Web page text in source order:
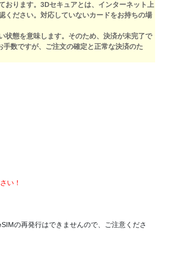
おります。3Dセキュアとは、インターネット上
ください。対応していないカードをお持ちの場
状態を意味します。そのため、決済が未完了で
数ですが、ご注文の確定と正常な決済のた
い！
の再発行はできませんので、ご注意くださ